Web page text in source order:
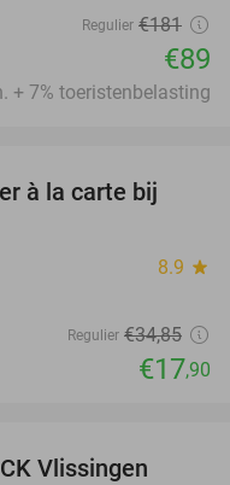
Regulier €181
€89
+ 7% toeristenbelasting
49%
à la carte bij
8.9 star
Regulier €34,85
€17,90
Vlissingen